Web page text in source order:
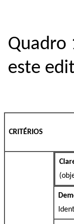
Quadro
este
CRITÉRIOS